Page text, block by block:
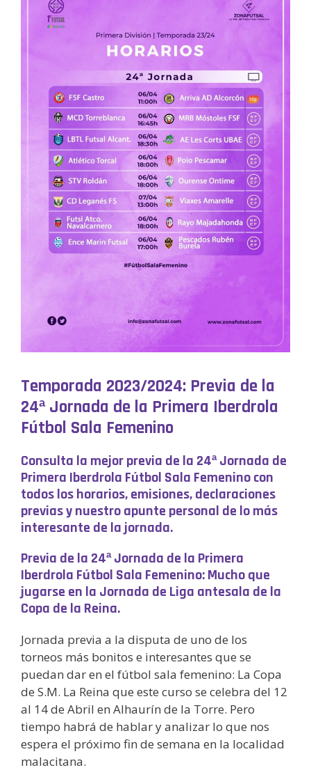
Temporada 2023/2024: Previa de la
24ª Jornada de la Primera Iberdrola
Fútbol Sala Femenino
Consulta la mejor previa de la 24ª Jornada de
Primera Iberdrola Fútbol Sala Femenino con
todos los horarios, emisiones, declaraciones
previas y nuestro apunte personal de lo más
interesante de la jornada.
Previa de la 24ª Jornada de la Primera
Iberdrola Fútbol Sala Femenino: Mucho que
jugarse en la Jornada de Liga antesala de la
Copa de la Reina.
Jornada previa a la disputa de uno de los
torneos más bonitos e interesantes que se
puedan dar en el fútbol sala femenino: La Copa
de S.M. La Reina que este curso se celebra del 12
al 14 de Abril en Alhaurín de la Torre. Pero
tiempo habrá de hablar y analizar lo que nos
espera el próximo fin de semana en la localidad
malacitana.